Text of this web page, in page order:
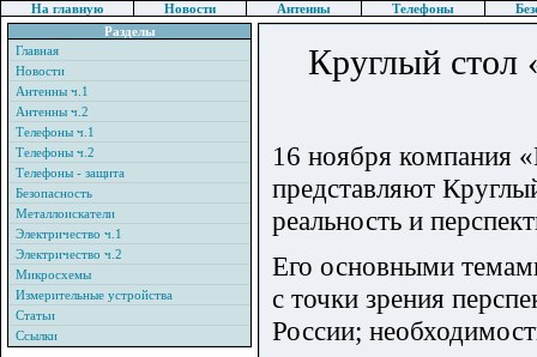
На главную Новости Антенны Телефоны
Разделы
Главная
Новости
Антенны ч.1
Антенны ч.2
Телефоны ч.1
Телефоны ч.2
Телефоны - защита
Безопасность
Металлоискатели
Электричество ч.1
Электричество ч.2
Микросхемы
Измерительные устройства
Статьи
Ссылки
Круглый стол
16 ноября компания
представляют
реальность и
Его основными
с точки зрения
России;